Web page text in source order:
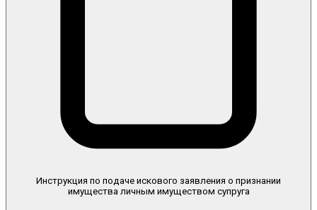
Инструкция по подаче искового заявления о признании
имущества личным имуществом супруга